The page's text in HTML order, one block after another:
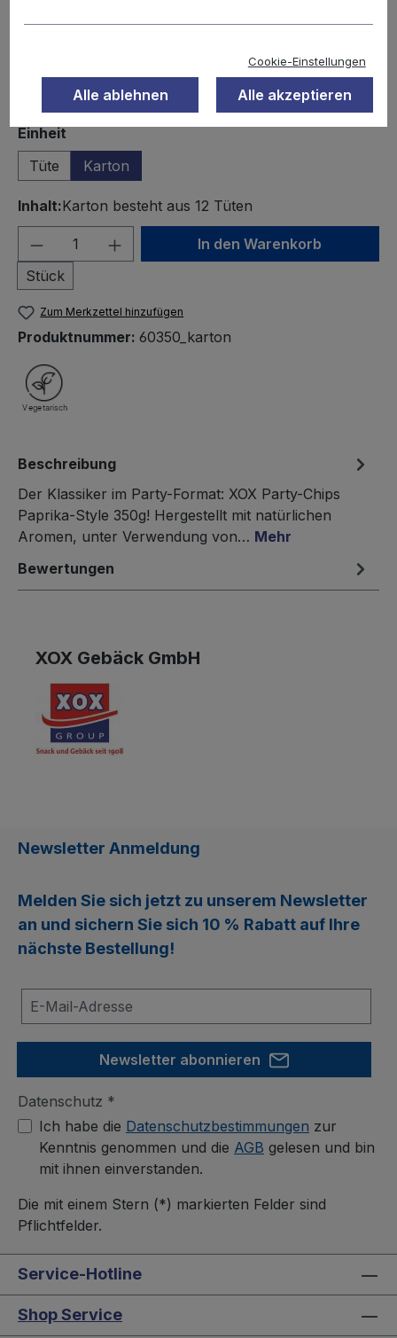
Einheitauswählen
Tüte
Karton
Inhalt:Karton besteht aus 12 Tüten
Produkt Anzahl: Gib den
Stück
In den Warenkorb
Zum Merkzettel hinzufügen
Produktnummer: 60350_karton
Beschreibung
Der Klassiker im Party-Format: XOX Party-Chips
Paprika-Style 350g! Hergestellt mit natürlichen
Aromen, unter Verwendung von… Mehr
Bewertungen
XOX Gebäck GmbH
Newsletter Anmeldung
Melden Sie sich jetzt zu unserem Newsletter
an und sichern Sie sich 10 % Rabatt auf Ihre
nächste Bestellung!
Newsletter abonnieren
Datenschutz *
Ich habe die Datenschutzbestimmungen zur
Kenntnis genommen und die AGB gelesen und bin
mit ihnen einverstanden.
Die mit einem Stern (*) markierten Felder sind
Pflichtfelder.
Service-Hotline
Shop Service
Cookie-Einstellungen
Alle ablehnen Alle akzeptieren